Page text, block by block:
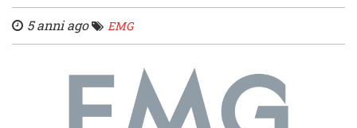
5 anni ago EMG